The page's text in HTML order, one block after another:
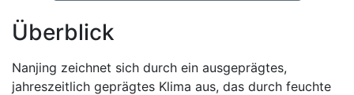
Überblick
Nanjing zeichnet sich durch ein ausgeprägtes,
jahreszeitlich geprägtes Klima aus, das durch feuchte